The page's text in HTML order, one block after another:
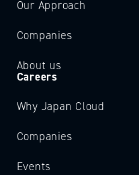
Our Approach
Companies
About us
Careers
Why Japan Cloud
Companies
Events